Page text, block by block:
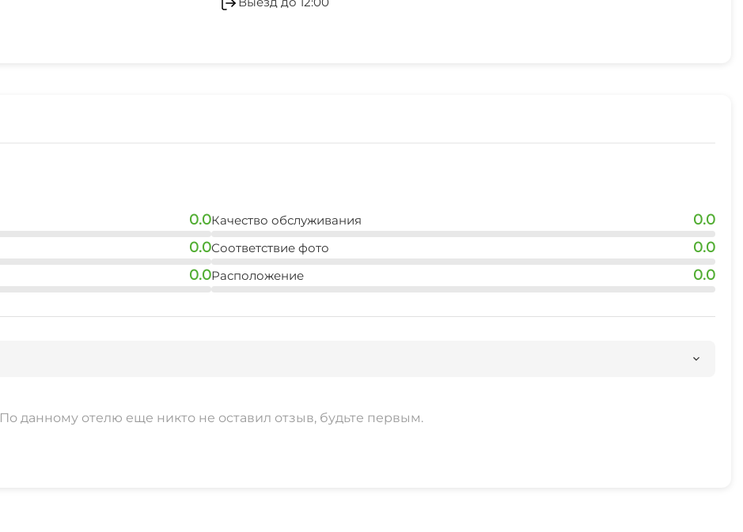
0.0
0.0
0.0
Качество обслуживания 0.0
Соответствие фото 0.0
Расположение 0.0
По данному отелю еще никто не оставил отзыв, будьте первым.